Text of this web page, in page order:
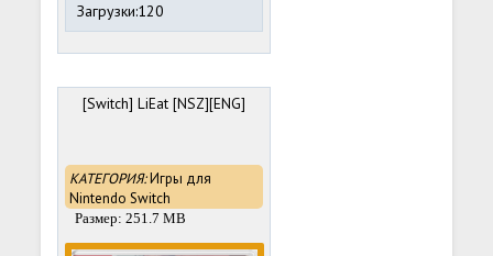
Загрузки:120
[Switch] LiEat [NSZ][ENG]
КАТЕГОРИЯ:Игры для
Nintendo Switch
Размер: 251.7 MB